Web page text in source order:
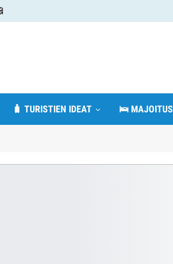
🧳 TURISTIEN IDEAT 🛌 MAJOITUS